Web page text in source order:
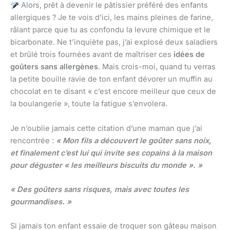
Alors, prêt à devenir le pâtissier préféré des enfants
allergiques ? Je te vois d’ici, les mains pleines de farine,
râlant parce que tu as confondu la levure chimique et le
bicarbonate. Ne t’inquiète pas, j’ai explosé deux saladiers
et brûlé trois fournées avant de maîtriser ces idées de
goûters sans allergènes. Mais crois-moi, quand tu verras
la petite bouille ravie de ton enfant dévorer un muffin au
chocolat en te disant « c’est encore meilleur que ceux de
la boulangerie », toute la fatigue s’envolera.
Je n’oublie jamais cette citation d’une maman que j’ai
rencontrée : « Mon fils a découvert le goûter sans noix,
et finalement c’est lui qui invite ses copains à la maison
pour déguster « les meilleurs biscuits du monde ». »
« Des goûters sans risques, mais avec toutes les
gourmandises. »
Si jamais ton enfant essaie de troquer son gâteau maison